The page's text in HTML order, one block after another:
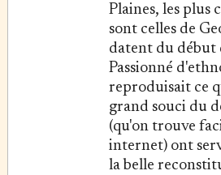
Plaines, les plus
sont celles de
datent du début
Passionné
reproduisait ce
grand souci du
(qu'on trouve
internet) ont
la belle